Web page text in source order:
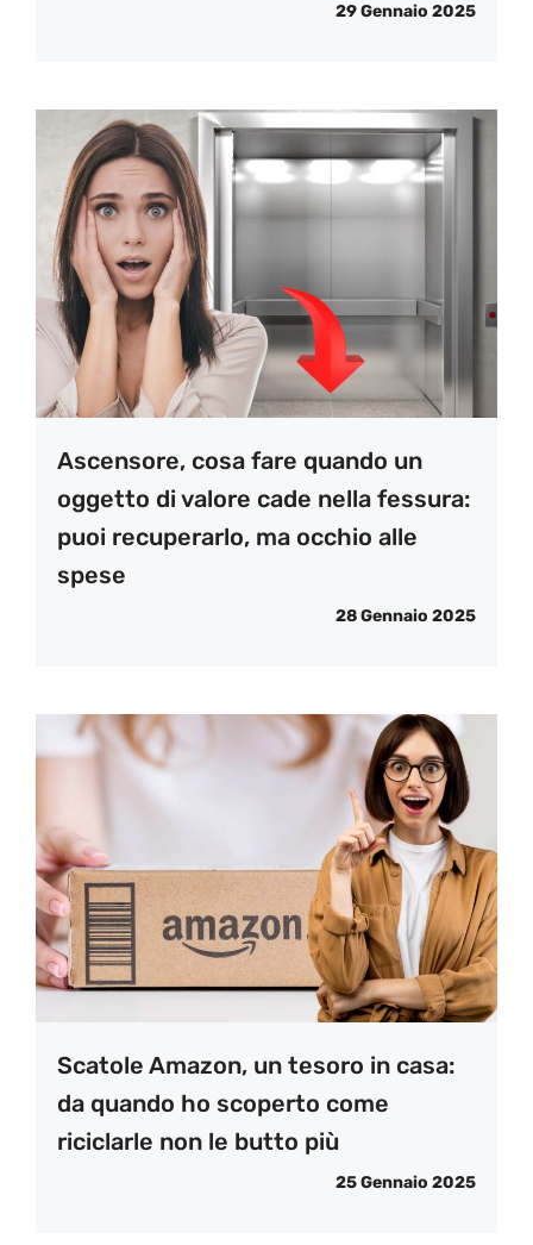
29 Gennaio 2025
Ascensore, cosa fare quando un
oggetto di valore cade nella fessura:
puoi recuperarlo, ma occhio alle
spese
28 Gennaio 2025
Scatole Amazon, un tesoro in casa:
da quando ho scoperto come
riciclarle non le butto più
25 Gennaio 2025